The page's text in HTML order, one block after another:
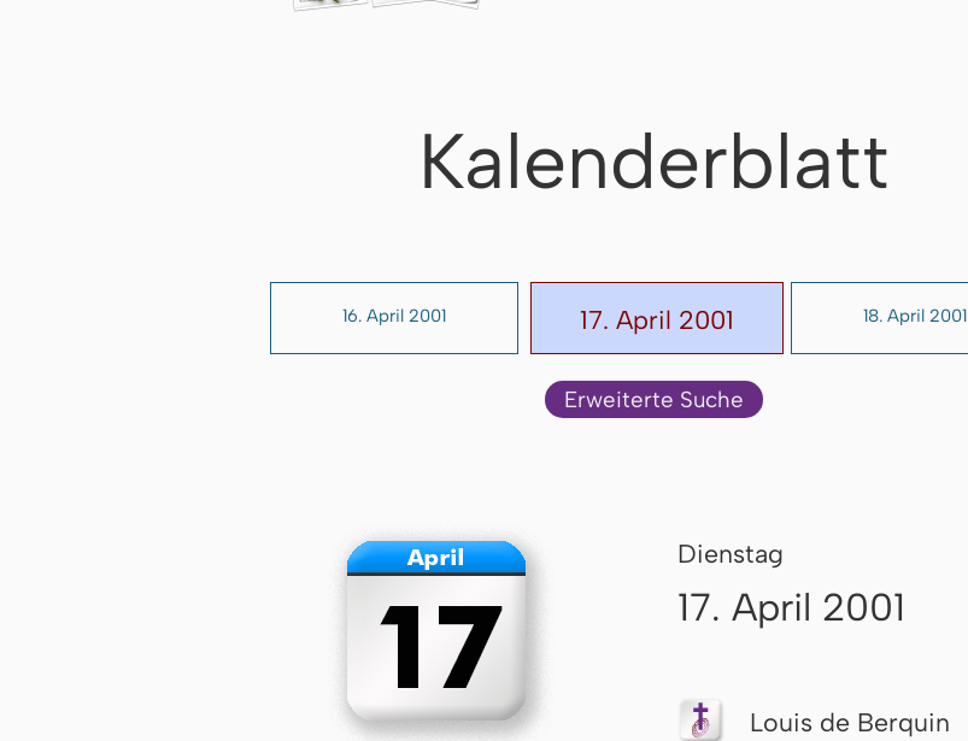
Kalenderblatt
16. April 2001 17. April 2001 18. April 2001
Erweiterte Suche
Dienstag
17. April 2001
Louis de Berquin